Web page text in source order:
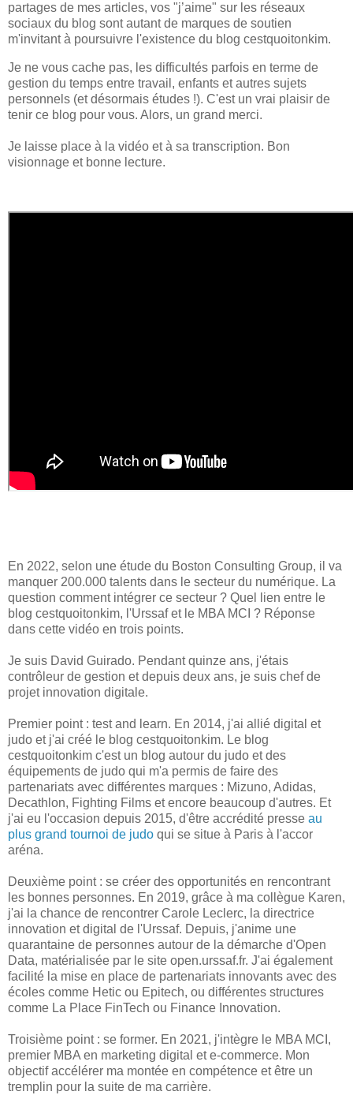
partages de mes articles, vos "j’aime" sur les réseaux
sociaux du blog sont autant de marques de soutien
m'invitant à poursuivre l'existence du blog cestquoitonkim.
Je ne vous cache pas, les difficultés parfois en terme de
gestion du temps entre travail, enfants et autres sujets
personnels (et désormais études !). C'est un vrai plaisir de
tenir ce blog pour vous. Alors, un grand merci.
Je laisse place à la vidéo et à sa transcription. Bon
visionnage et bonne lecture.
En 2022, selon une étude du Boston Consulting Group, il va
manquer 200.000 talents dans le secteur du numérique. La
question comment intégrer ce secteur ? Quel lien entre le
blog cestquoitonkim, l'Urssaf et le MBA MCI ? Réponse
dans cette vidéo en trois points.
Je suis David Guirado. Pendant quinze ans, j'étais
contrôleur de gestion et depuis deux ans, je suis chef de
projet innovation digitale.
Premier point : test and learn. En 2014, j'ai allié digital et
judo et j'ai créé le blog cestquoitonkim. Le blog
cestquoitonkim c'est un blog autour du judo et des
équipements de judo qui m'a permis de faire des
partenariats avec différentes marques : Mizuno, Adidas,
Decathlon, Fighting Films et encore beaucoup d'autres. Et
j'ai eu l'occasion depuis 2015, d'être accrédité presse au
plus grand tournoi de judo qui se situe à Paris à l'accor
aréna.
Deuxième point : se créer des opportunités en rencontrant
les bonnes personnes. En 2019, grâce à ma collègue Karen,
j'ai la chance de rencontrer Carole Leclerc, la directrice
innovation et digital de l'Urssaf. Depuis, j'anime une
quarantaine de personnes autour de la démarche d'Open
Data, matérialisée par le site open.urssaf.fr. J'ai également
facilité la mise en place de partenariats innovants avec des
écoles comme Hetic ou Epitech, ou différentes structures
comme La Place FinTech ou Finance Innovation.
Troisième point : se former. En 2021, j'intègre le MBA MCI,
premier MBA en marketing digital et e-commerce. Mon
objectif accélérer ma montée en compétence et être un
tremplin pour la suite de ma carrière.